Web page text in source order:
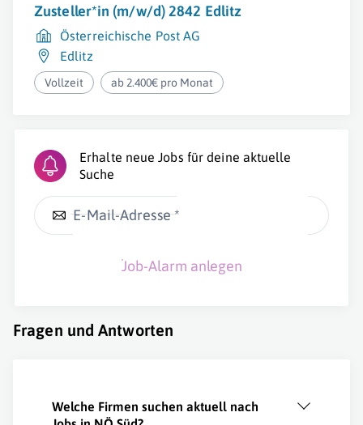
Zusteller*in (m/w/d) 2842 Edlitz
Österreichische Post AG
Edlitz
Vollzeit ab 2.400€ pro Monat
Erhalte neue Jobs für deine aktuelle
Suche
E-Mail-Adresse *
Job-Alarm anlegen
Fragen und Antworten
Welche Firmen suchen aktuell nach